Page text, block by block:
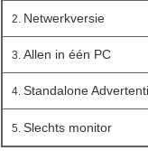
2. Netwerkversie
3. Allen in één PC
4. Standalone
5. Slechts monitor